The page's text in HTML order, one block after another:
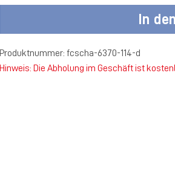
In
Produktnummer: fcscha-6370-114-d
Hinweis: Die Abholung im Geschäft ist